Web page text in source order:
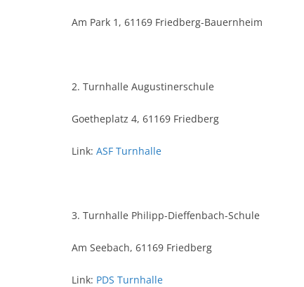
Am Park 1, 61169 Friedberg-Bauernheim
2. Turnhalle Augustinerschule
Goetheplatz 4, 61169 Friedberg
Link: ASF Turnhalle
3. Turnhalle Philipp-Dieffenbach-Schule
Am Seebach, 61169 Friedberg
Link: PDS Turnhalle